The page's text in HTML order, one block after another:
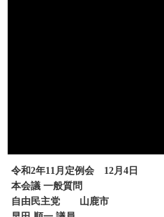
令和2年11月定例会 12月4日
本会議 一般質問
自由民主党 山鹿市